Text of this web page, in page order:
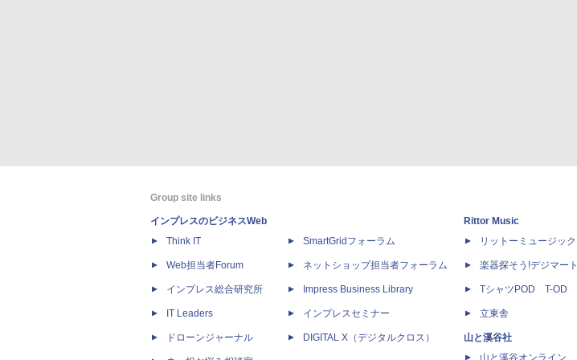
Group site links
インプレスのビジネスWeb
Think IT
Web担当者Forum
インプレス総合研究所
IT Leaders
ドローンジャーナル
SmartGridフォーラム
ネットショップ担当者フォーラム
Impress Business Library
インプレスセミナー
DIGITAL X（デジタルクロス）
Rittor Music
リットーミュージック
楽器探そう!デジマート
TシャツPOD T-OD
立東舎
山と溪谷社
山と溪谷オンライン